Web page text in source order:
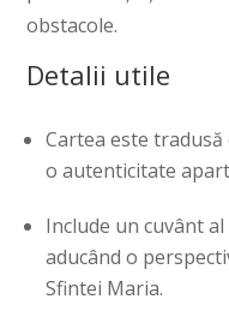
obstacole.
Detalii utile
Cartea este
o autenticitate
Include un cuvânt
aducând o
Sfintei Maria.